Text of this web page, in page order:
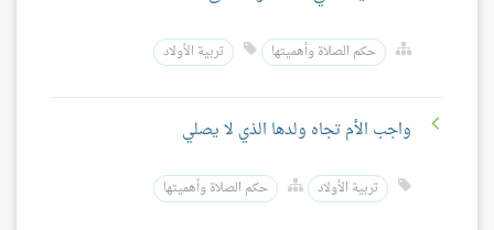
حكم الصلاة وأهميتها تربية الأولاد
واجب الأم تجاه ولدها الذي لا يصلي
تربية الأولاد حكم الصلاة وأهميتها